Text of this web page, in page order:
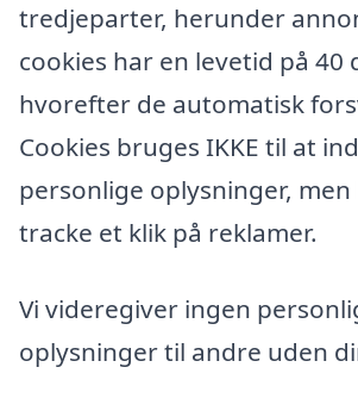
tredjeparter, herunder
cookies har en levetid på 40
hvorefter de automatisk
Cookies bruges IKKE til at
personlige oplysninger,
tracke et klik på reklamer.
Vi videregiver ingen
oplysninger til andre uden